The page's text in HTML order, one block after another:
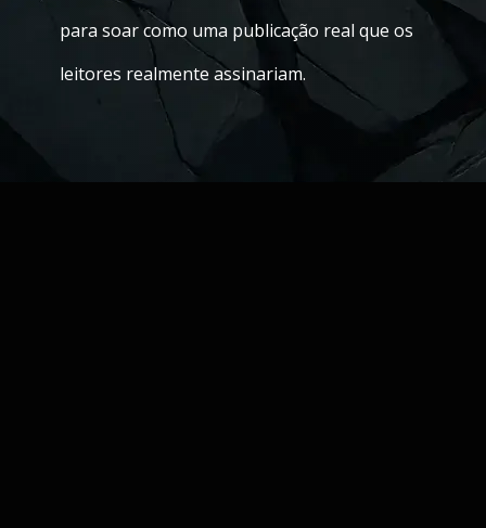
para soar como uma publicação real que os
leitores realmente assinariam.